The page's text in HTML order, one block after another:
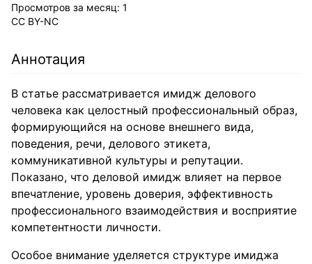
Просмотров за месяц: 1
CC BY-NC
Аннотация
В статье рассматривается имидж делового
человека как целостный профессиональный образ,
формирующийся на основе внешнего вида,
поведения, речи, делового этикета,
коммуникативной культуры и репутации.
Показано, что деловой имидж влияет на первое
впечатление, уровень доверия, эффективность
профессионального взаимодействия и восприятие
компетентности личности.
Особое внимание уделяется структуре имиджа